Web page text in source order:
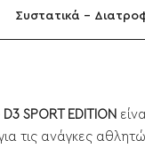
Συστατικά -
SPORT EDITION
τις ανάγκες